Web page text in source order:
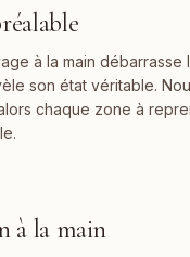
à la main débarrasse
son état véritable.
chaque zone à
à la main